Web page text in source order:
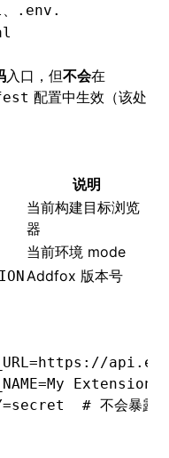
、
.env.
入口，但不会在
配置中生效（该处
说明
当前构建目标浏览
器
当前环境 mode
Addfox 版本号
=https://
=My Extension
=secret
# 不会暴露